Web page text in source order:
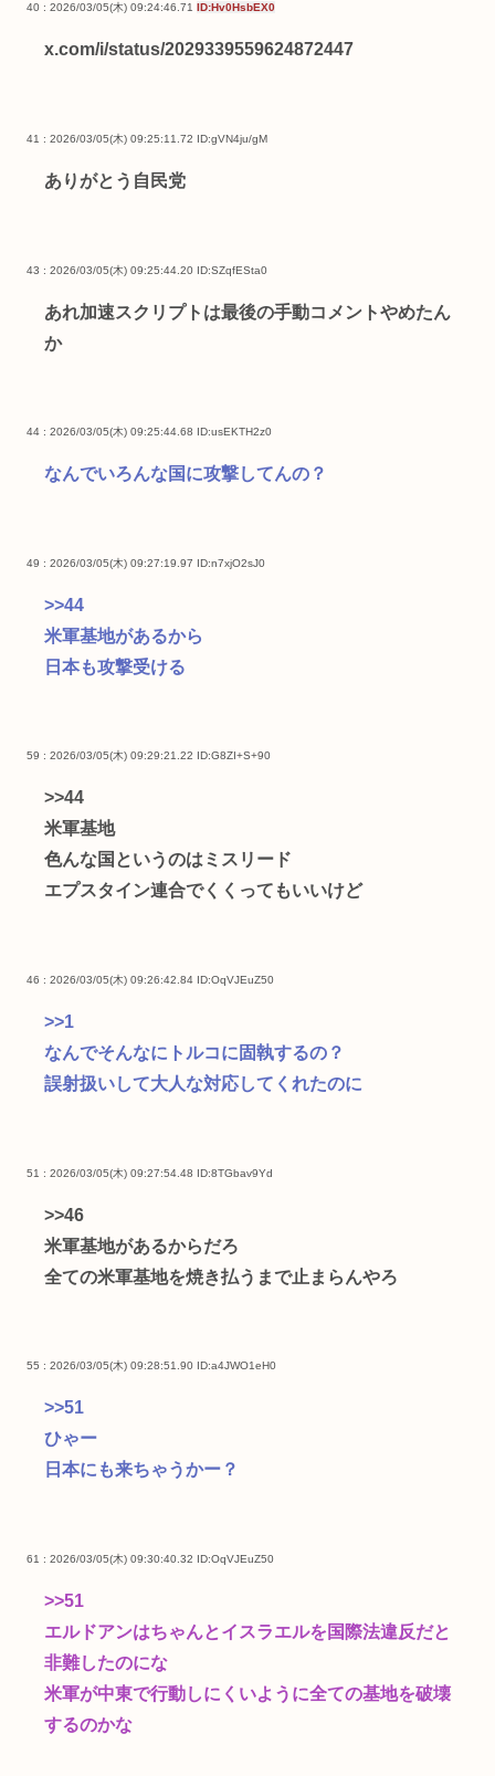
40 : 2026/03/05(木) 09:24:46.71 ID:Hv0HsbEX0
x.com/i/status/2029339559624872447
41 : 2026/03/05(木) 09:25:11.72 ID:gVN4ju/gM
ありがとう自民党
43 : 2026/03/05(木) 09:25:44.20 ID:SZqfESta0
あれ加速スクリプトは最後の手動コメントやめたん
か
44 : 2026/03/05(木) 09:25:44.68 ID:usEKTH2z0
なんでいろんな国に攻撃してんの？
49 : 2026/03/05(木) 09:27:19.97 ID:n7xjO2sJ0
>>44
米軍基地があるから
日本も攻撃受ける
59 : 2026/03/05(木) 09:29:21.22 ID:G8ZI+S+90
>>44
米軍基地
色んな国というのはミスリード
エプスタイン連合でくくってもいいけど
46 : 2026/03/05(木) 09:26:42.84 ID:OqVJEuZ50
>>1
なんでそんなにトルコに固執するの？
誤射扱いして大人な対応してくれたのに
51 : 2026/03/05(木) 09:27:54.48 ID:8TGbav9Yd
>>46
米軍基地があるからだろ
全ての米軍基地を焼き払うまで止まらんやろ
55 : 2026/03/05(木) 09:28:51.90 ID:a4JWO1eH0
>>51
ひゃー
日本にも来ちゃうかー？
61 : 2026/03/05(木) 09:30:40.32 ID:OqVJEuZ50
>>51
エルドアンはちゃんとイスラエルを国際法違反だと
非難したのにな
米軍が中東で行動しにくいように全ての基地を破壊
するのかな